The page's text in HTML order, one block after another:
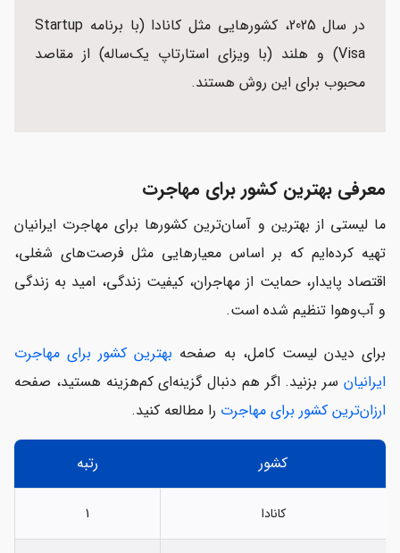
در سال 2025، کشورهایی مثل کانادا (با برنامه Startup
Visa) و هلند (با ویزای استارتاپ یک‌ساله) از مقاصد
محبوب برای این روش هستند.
معرفی بهترین کشور برای مهاجرت
ما لیستی از بهترین و آسان‌ترین کشورها برای مهاجرت ایرانیان
تهیه کرده‌ایم که بر اساس معیارهایی مثل فرصت‌های شغلی،
اقتصاد پایدار، حمایت از مهاجران، کیفیت زندگی، امید به زندگی
و آب‌وهوا تنظیم شده است.
برای دیدن لیست کامل، به صفحه بهترین کشور برای مهاجرت
ایرانیان سر بزنید. اگر هم دنبال گزینه‌ای کم‌هزینه هستید، صفحه
ارزان‌ترین کشور برای مهاجرت را مطالعه کنید.
کشور رتبه
کانادا 1